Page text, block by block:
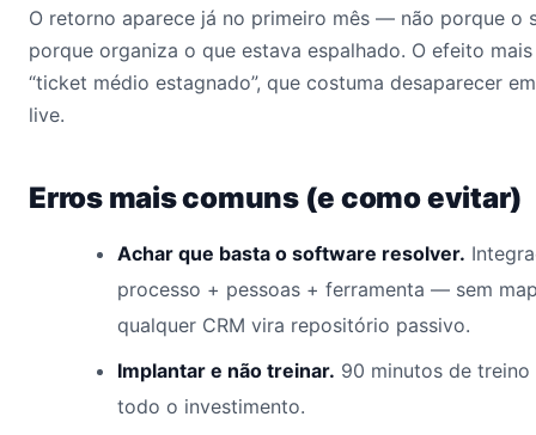
O retorno aparece já no primeiro mês — não porque o
porque organiza o que estava espalhado. O efeito
“ticket médio estagnado”, que costuma desaparecer
live.
Erros mais comuns (e como evitar)
Achar que basta o software resolver.
processo + pessoas + ferramenta — sem
qualquer CRM vira repositório passivo.
Implantar e não treinar. 90 minutos de
todo o investimento.